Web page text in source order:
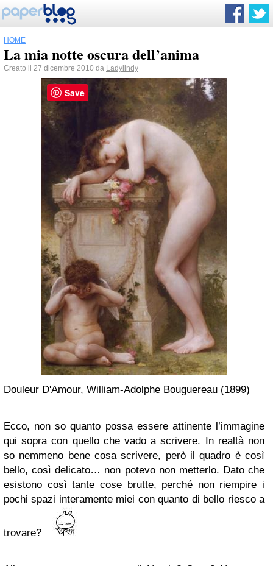
HOME
La mia notte oscura dell’anima
Creato il 27 dicembre 2010 da Ladylindy
Douleur D'Amour, William-Adolphe Bouguereau (1899)
Ecco, non so quanto possa essere attinente l’immagine
qui sopra con quello che vado a scrivere. In realtà non
so nemmeno bene cosa scrivere, però il quadro è così
bello, così delicato… non potevo non metterlo. Dato che
esistono così tante cose brutte, perché non riempire i
pochi spazi interamente miei con quanto di bello riesco a
trovare?
Save